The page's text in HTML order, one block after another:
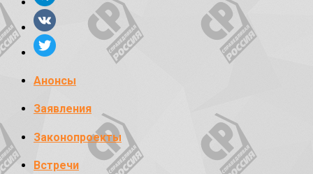
Анонсы
Заявления
Законопроекты
Встречи